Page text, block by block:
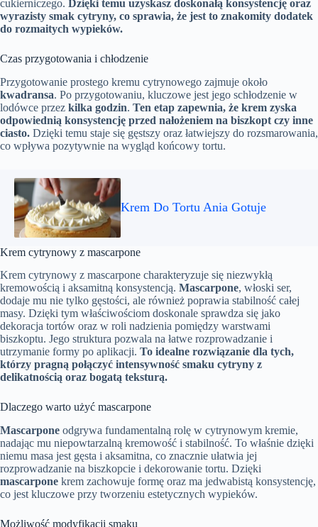
cukierniczego. Dzięki temu uzyskasz doskonałą konsystencję oraz
wyrazisty smak cytryny, co sprawia, że jest to znakomity dodatek
do rozmaitych wypieków.
Czas przygotowania i chłodzenie
Przygotowanie prostego kremu cytrynowego zajmuje około
kwadransa. Po przygotowaniu, kluczowe jest jego schłodzenie w
lodówce przez kilka godzin. Ten etap zapewnia, że krem zyska
odpowiednią konsystencję przed nałożeniem na biszkopt czy inne
ciasto. Dzięki temu staje się gęstszy oraz łatwiejszy do rozsmarowania,
co wpływa pozytywnie na wygląd końcowy tortu.
Krem Do Tortu Ania Gotuje
Krem cytrynowy z mascarpone
Krem cytrynowy z mascarpone charakteryzuje się niezwykłą
kremowością i aksamitną konsystencją. Mascarpone, włoski ser,
dodaje mu nie tylko gęstości, ale również poprawia stabilność całej
masy. Dzięki tym właściwościom doskonale sprawdza się jako
dekoracja tortów oraz w roli nadzienia pomiędzy warstwami
biszkoptu. Jego struktura pozwala na łatwe rozprowadzanie i
utrzymanie formy po aplikacji. To idealne rozwiązanie dla tych,
którzy pragną połączyć intensywność smaku cytryny z
delikatnością oraz bogatą teksturą.
Dlaczego warto użyć mascarpone
Mascarpone odgrywa fundamentalną rolę w cytrynowym kremie,
nadając mu niepowtarzalną kremowość i stabilność. To właśnie dzięki
niemu masa jest gęsta i aksamitna, co znacznie ułatwia jej
rozprowadzanie na biszkopcie i dekorowanie tortu. Dzięki
mascarpone krem zachowuje formę oraz ma jedwabistą konsystencję,
co jest kluczowe przy tworzeniu estetycznych wypieków.
Możliwość modyfikacji smaku